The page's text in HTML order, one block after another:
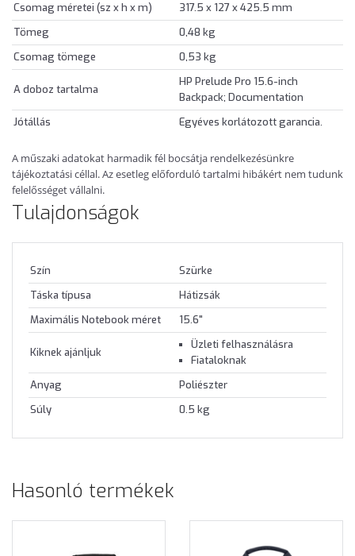
Csomag méretei (sz x h x m)
317.5 x 127 x 425.5 mm
Tömeg
0,48 kg
Csomag tömege
0,53 kg
A doboz tartalma
HP Prelude Pro 15.6-inch
Backpack; Documentation
Jótállás
Egyéves korlátozott garancia.
A műszaki adatokat harmadik fél bocsátja rendelkezésünkre
tájékoztatási céllal. Az esetleg előforduló tartalmi hibákért nem tudunk
felelősséget vállalni.
Tulajdonságok
Szín
Szürke
Táska típusa
Hátizsák
Maximális Notebook méret
15.6"
Kiknek ajánljuk
Üzleti felhasználásra
Fiataloknak
Anyag
Poliészter
Súly
0.5 kg
Hasonló termékek